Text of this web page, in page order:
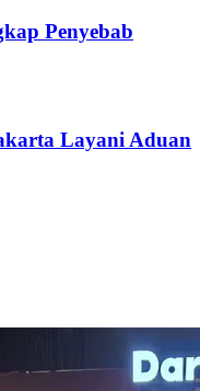
Penyebab
Layani Aduan